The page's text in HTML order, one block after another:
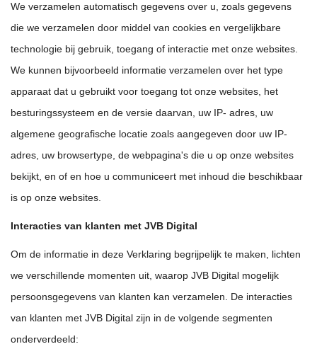
We verzamelen automatisch gegevens over u, zoals gegevens
die we verzamelen door middel van cookies en vergelijkbare
technologie bij gebruik, toegang of interactie met onze websites.
We kunnen bijvoorbeeld informatie verzamelen over het type
apparaat dat u gebruikt voor toegang tot onze websites, het
besturingssysteem en de versie daarvan, uw IP- adres, uw
algemene geografische locatie zoals aangegeven door uw IP-
adres, uw browsertype, de webpagina's die u op onze websites
bekijkt, en of en hoe u communiceert met inhoud die beschikbaar
is op onze websites.
Interacties van klanten met JVB Digital
Om de informatie in deze Verklaring begrijpelijk te maken, lichten
we verschillende momenten uit, waarop JVB Digital mogelijk
persoonsgegevens van klanten kan verzamelen. De interacties
van klanten met JVB Digital zijn in de volgende segmenten
onderverdeeld: